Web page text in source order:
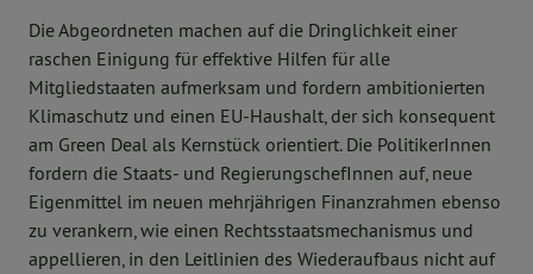
Die Abgeordneten machen auf die Dringlichkeit einer
raschen Einigung für effektive Hilfen für alle
Mitgliedstaaten aufmerksam und fordern ambitionierten
Klimaschutz und einen EU-Haushalt, der sich konsequent
am Green Deal als Kernstück orientiert. Die PolitikerInnen
fordern die Staats- und RegierungschefInnen auf, neue
Eigenmittel im neuen mehrjährigen Finanzrahmen ebenso
zu verankern, wie einen Rechtsstaatsmechanismus und
appellieren, in den Leitlinien des Wiederaufbaus nicht auf